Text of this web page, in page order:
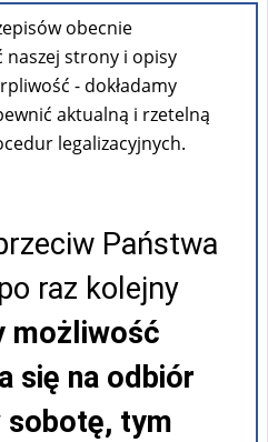
stan sprawy
FAQ
obecnie
naszej strony i opisy
- dokładamy
aktualną i rzetelną
legalizacyjnych.
Państwa
raz kolejny
możliwość
się na odbiór
sobotę, tym